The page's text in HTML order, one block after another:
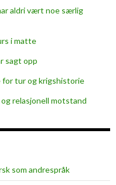
aldri vært noe særlig
i matte
sagt opp
for tur og krigshistorie
relasjonell motstand
som andrespråk